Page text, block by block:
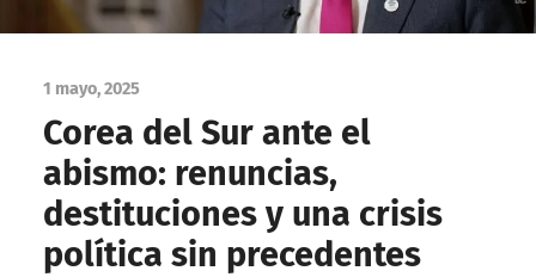
1 mayo, 2025
Corea del Sur ante el
abismo: renuncias,
destituciones y una crisis
política sin precedentes